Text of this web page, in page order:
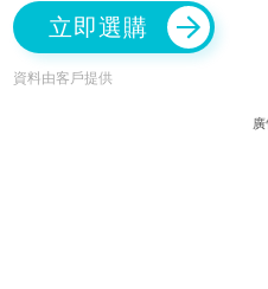
立即選購
資料由客戶提供